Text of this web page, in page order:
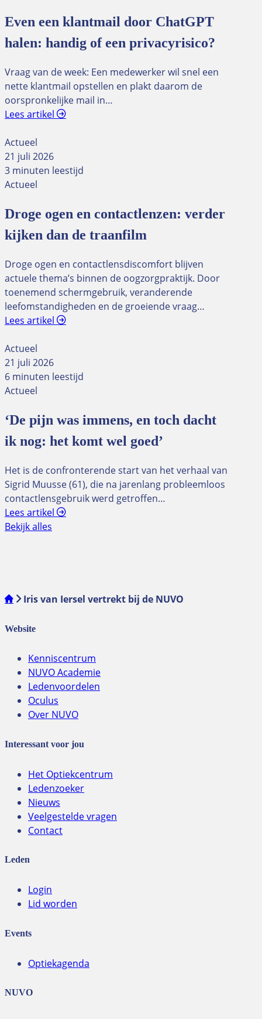
Even een klantmail door ChatGPT
halen: handig of een privacyrisico?
Vraag van de week: Een medewerker wil snel een
nette klantmail opstellen en plakt daarom de
oorspronkelijke mail in…
Lees artikel
Actueel
21 juli 2026
3 minuten leestijd
Actueel
Droge ogen en contactlenzen: verder
kijken dan de traanfilm
Droge ogen en contactlensdiscomfort blijven
actuele thema’s binnen de oogzorgpraktijk. Door
toenemend schermgebruik, veranderende
leefomstandigheden en de groeiende vraag…
Lees artikel
Actueel
21 juli 2026
6 minuten leestijd
Actueel
‘De pijn was immens, en toch dacht
ik nog: het komt wel goed’
Het is de confronterende start van het verhaal van
Sigrid Muusse (61), die na jarenlang probleemloos
contactlensgebruik werd getroffen…
Lees artikel
Bekijk alles
Iris van Iersel vertrekt bij de NUVO
Website
Kenniscentrum
NUVO Academie
Ledenvoordelen
Oculus
Over NUVO
Interessant voor jou
Het Optiekcentrum
Ledenzoeker
Nieuws
Veelgestelde vragen
Contact
Leden
Login
Lid worden
Events
Optiekagenda
NUVO